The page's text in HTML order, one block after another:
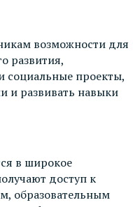
возможности для
развития,
социальные проекты,
и развивать навыки
в широкое
доступ к
образовательным